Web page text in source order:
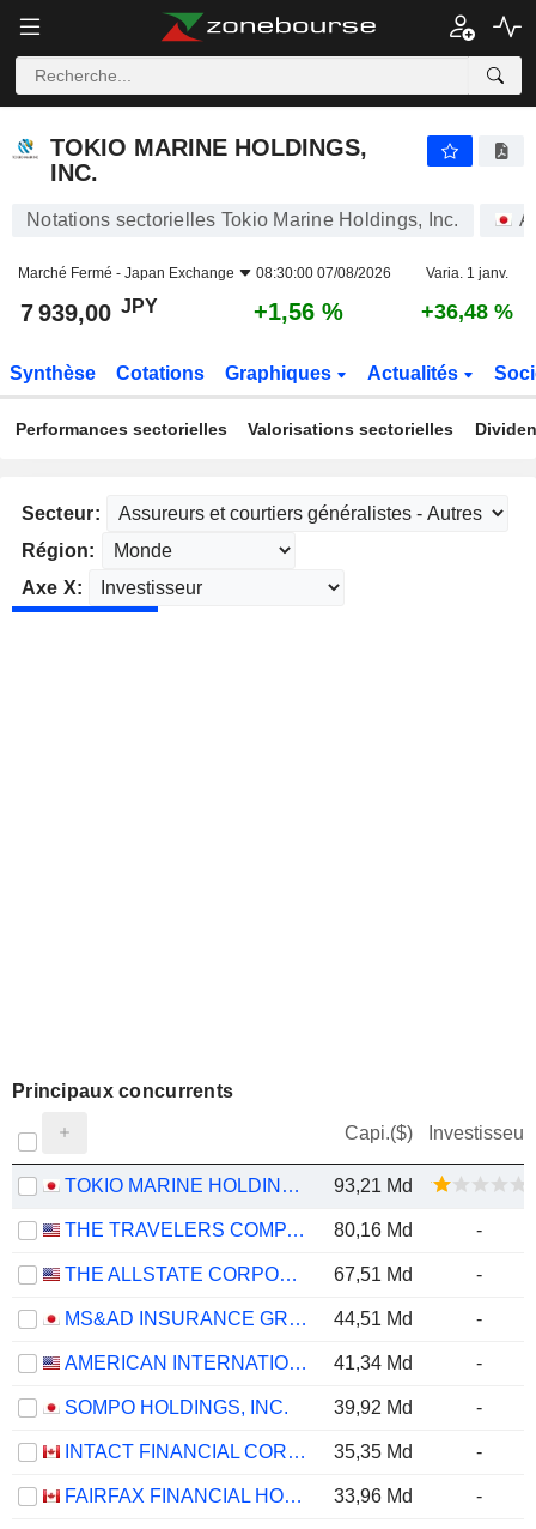
TOKIO MARINE HOLDINGS,
INC.
Notations sectorielles Tokio Marine Holdings, Inc.
Marché Fermé - Japan Exchange 08:30:00 07/08/2026 Varia. 1 janv.
7 939,00 JPY +1,56 % +36,48 %
Synthèse Cotations Graphiques Actualités
Performances sectorielles Valorisations sectorielles
Secteur:
Région:
Axe X:
Principaux concurrents
Capi.($) Investisseur
TOKIO MARINE HOLDINGS, INC. 93,21 Md
THE TRAVELERS COMPANIES, INC. 80,16 Md -
THE ALLSTATE CORPORATION 67,51 Md -
MS&AD INSURANCE GROUP HOLDINGS, INC. 44,51 Md -
AMERICAN INTERNATIONAL GROUP, INC. 41,34 Md -
SOMPO HOLDINGS, INC. 39,92 Md -
INTACT FINANCIAL CORPORATION 35,35 Md -
FAIRFAX FINANCIAL HOLDINGS LIMITED 33,96 Md -